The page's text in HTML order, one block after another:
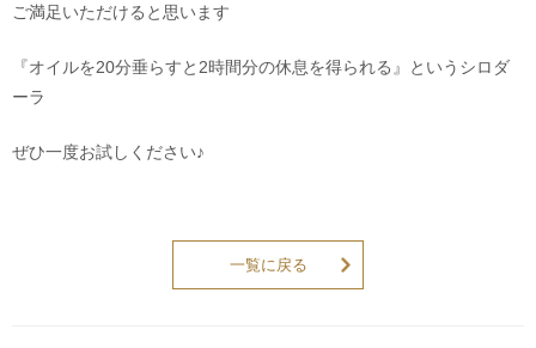
ご満足いただけると思います
『オイルを20分垂らすと2時間分の休息を得られる』というシロダ
ーラ
ぜひ一度お試しください♪
一覧に戻る